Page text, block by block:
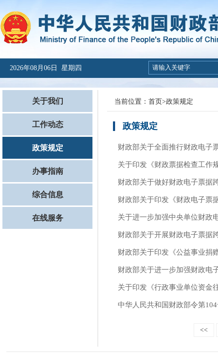
2026年08月06日 星期四
关于我们
工作动态
政策规定
办事指南
综合信息
在线服务
当前位置： 首页>政策规定
政策规定
财政部关于全面推行财政电子
关于印发《财政票据检查工作
财政部关于做好财政电子票据
财政部关于印发《财政电子票
关于进一步加强中央单位财政
财政部关于开展财政电子票据
财政部关于印发《公益事业捐
财政部关于进一步加强财政电
关于印发《行政事业单位资金
中华人民共和国财政部令第
<<